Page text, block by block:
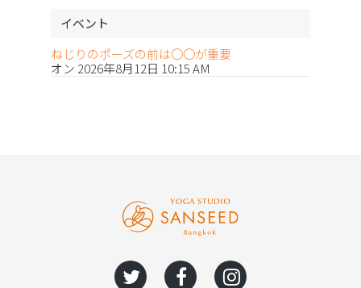
イベント
ねじりのポーズの前は〇〇が重要
オン 2026年8月12日 10:15 AM